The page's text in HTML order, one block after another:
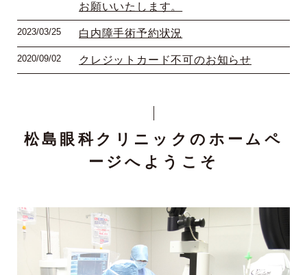
お願いいたします。
2023/03/25 白内障手術予約状況
2020/09/02 クレジットカード不可のお知らせ
松島眼科クリニックのホームペ
ージへようこそ